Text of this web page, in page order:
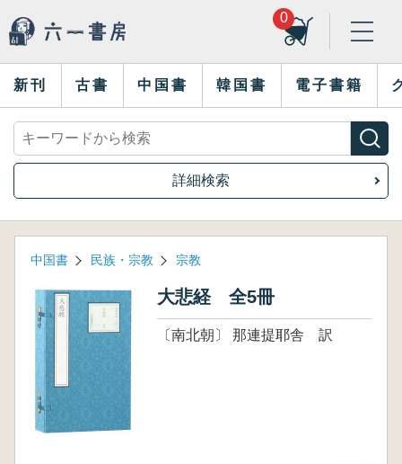
0
新刊 古書 中国書 韓国書 電子書籍
詳細検索
中国書 民族・宗教 宗教
大悲経 全5冊
〔南北朝〕 那連提耶舎 訳